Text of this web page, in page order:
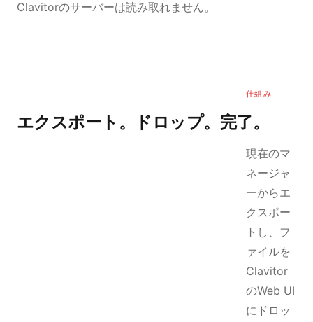
Clavitorのサーバーは読み取れません。
仕組み
エクスポート。ドロップ。完了。
現在のマ
ネージャ
ーからエ
クスポー
トし、フ
ァイルを
Clavitor
のWeb UI
にドロッ